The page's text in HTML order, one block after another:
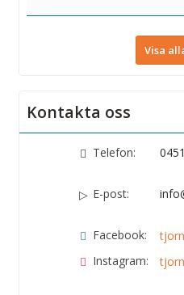
Visa
Kontakta oss
Telefon:
E-post:
Facebook:
Instagram: